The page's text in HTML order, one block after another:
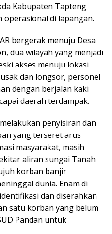
Kabupaten Tapteng
operasional di lapangan.
bergerak menuju Desa
dua wilayah yang menjadi
akses menuju lokasi
dan longsor, personel
dengan berjalan kaki
daerah terdampak.
penyisiran dan
yang terseret arus
masyarakat, masih
aliran sungai Tanah
korban banjir
dunia. Enam di
dan diserahkan
satu korban yang belum
Pandan untuk